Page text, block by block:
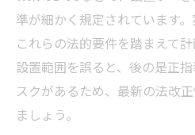
準が細かく規定されています
これらの法的要件を踏まえて
設置範囲を誤ると、後の是正
スクがあるため、最新の法改
ましょう。